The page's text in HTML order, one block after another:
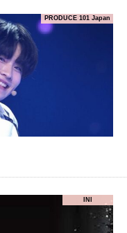
PRODUCE 101 Japan
INI